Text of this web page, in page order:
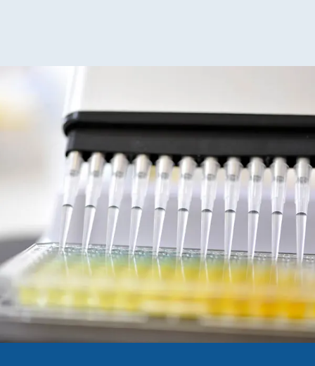
Häufige
Suchanfragen